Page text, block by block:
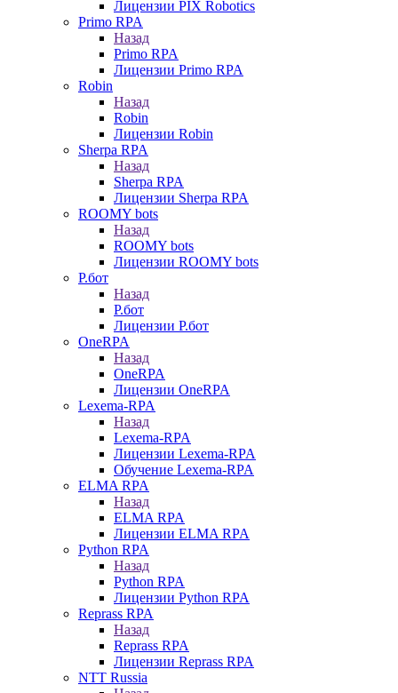
Лицензии PIX Robotics
Primo RPA
Назад
Primo RPA
Лицензии Primo RPA
Robin
Назад
Robin
Лицензии Robin
Sherpa RPA
Назад
Sherpa RPA
Лицензии Sherpa RPA
ROOMY bots
Назад
ROOMY bots
Лицензии ROOMY bots
Р.бот
Назад
Р.бот
Лицензии Р.бот
OneRPA
Назад
OneRPA
Лицензии OneRPA
Lexema-RPA
Назад
Lexema-RPA
Лицензии Lexema-RPA
Обучение Lexema-RPA
ELMA RPA
Назад
ELMA RPA
Лицензии ELMA RPA
Python RPA
Назад
Python RPA
Лицензии Python RPA
Reprass RPA
Назад
Reprass RPA
Лицензии Reprass RPA
NTT Russia